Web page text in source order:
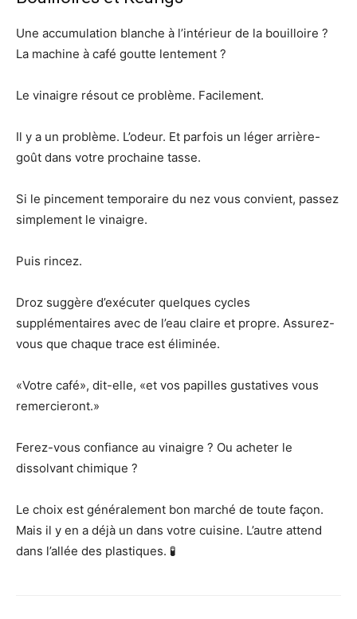
Une accumulation blanche à l’intérieur de la bouilloire ?
La machine à café goutte lentement ?
Le vinaigre résout ce problème. Facilement.
Il y a un problème. L’odeur. Et parfois un léger arrière-
goût dans votre prochaine tasse.
Si le pincement temporaire du nez vous convient, passez
simplement le vinaigre.
Puis rincez.
Droz suggère d’exécuter quelques cycles
supplémentaires avec de l’eau claire et propre. Assurez-
vous que chaque trace est éliminée.
«Votre café», dit-elle, «et vos papilles gustatives vous
remercieront.»
Ferez-vous confiance au vinaigre ? Ou acheter le
dissolvant chimique ?
Le choix est généralement bon marché de toute façon.
Mais il y en a déjà un dans votre cuisine. L’autre attend
dans l’allée des plastiques. 🧪